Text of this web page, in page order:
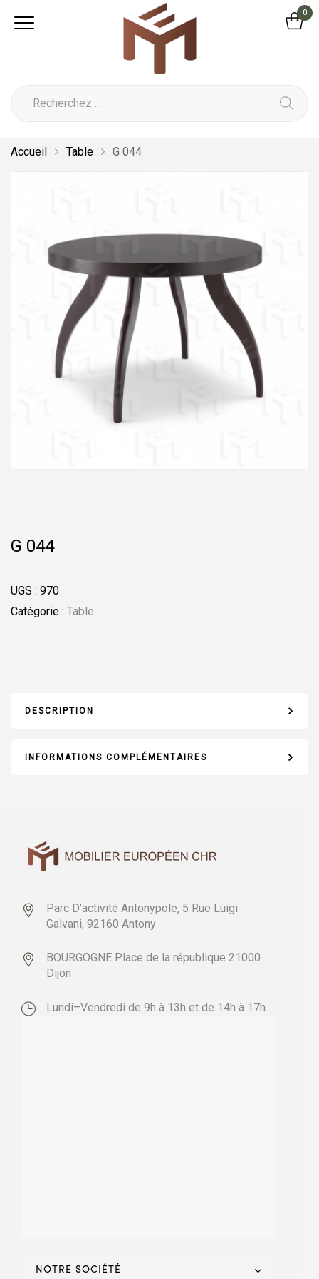
0
Accueil Table G 044
G 044
UGS : 970
Catégorie : Table
DESCRIPTION
INFORMATIONS COMPLÉMENTAIRES
Parc D'activité Antonypole, 5 Rue Luigi
Galvani, 92160 Antony
BOURGOGNE Place de la république 21000
Dijon
Lundi–Vendredi de 9h à 13h et de 14h à 17h
NOTRE SOCIÉTÉ